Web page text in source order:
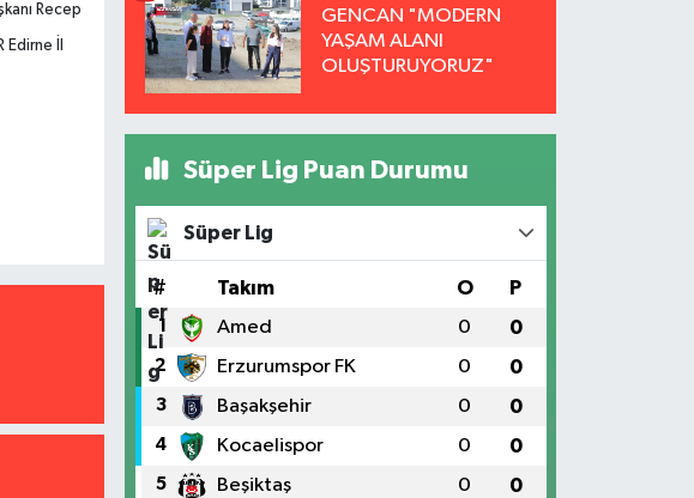
Recep
İl
GENCAN "MODERN
YAŞAM ALANI
OLUŞTURUYORUZ"
Süper Lig Puan Durumu
Süper Lig
# Takım O P
1 Amed 0 0
2 Erzurumspor FK 0 0
3 Başakşehir 0 0
4 Kocaelispor 0 0
5 Beşiktaş 0 0